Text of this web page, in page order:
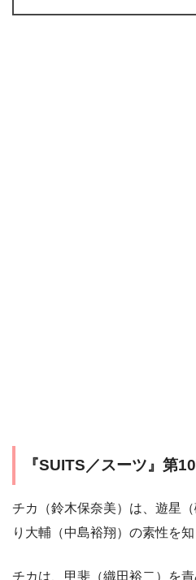
『SUITS／スーツ』第
チカ（鈴木保奈美）は、遊星
り大輔（中島裕翔）の素性を知
チカは、甲斐（織田裕二）を